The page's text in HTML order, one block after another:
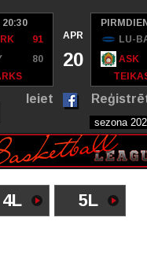
20:30
91
80
APR
20
LU-
ASK
Ieiet
4L
5L